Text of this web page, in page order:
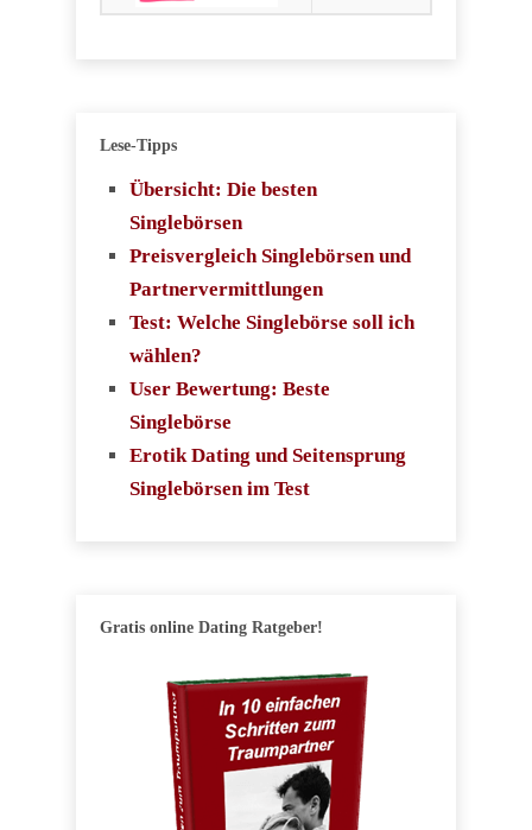
Lese-Tipps
Übersicht: Die besten
Singlebörsen
Preisvergleich Singlebörsen und
Partnervermittlungen
Test: Welche Singlebörse soll ich
wählen?
User Bewertung: Beste
Singlebörse
Erotik Dating und Seitensprung
Singlebörsen im Test
Gratis online Dating Ratgeber!